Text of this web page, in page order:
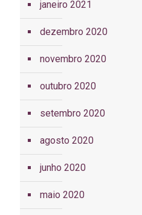
janeiro 2021
dezembro 2020
novembro 2020
outubro 2020
setembro 2020
agosto 2020
junho 2020
maio 2020